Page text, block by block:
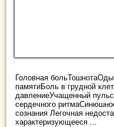
Головная
памятиБоль в грудной
давлениеУчащенный
сердечного
сознания Легочная
характеризующееся ...